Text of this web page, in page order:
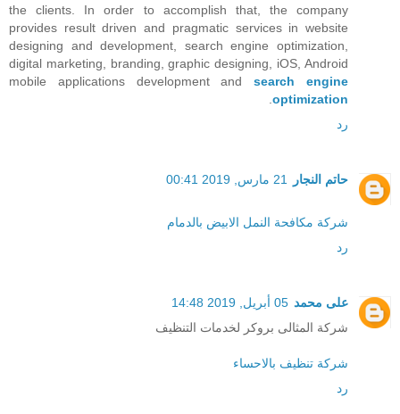
the clients. In order to accomplish that, the company
provides result driven and pragmatic services in website
designing and development, search engine optimization,
digital marketing, branding, graphic designing, iOS, Android
mobile applications development andsearch engine
optimization
رد
حاتم النجار 21 مارس, 2019 00:41
شركة مكافحة النمل الابيض بالدمام
رد
على محمد 05 أبريل, 2019 14:48
شركة المثالى بروكر لخدمات التنظيف
شركة تنظيف بالاحساء
رد